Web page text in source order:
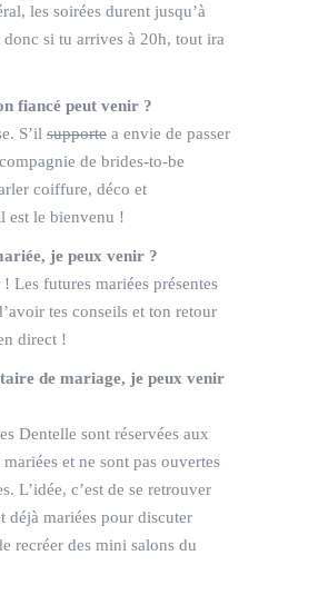
les soirées durent jusqu’à
si tu arrives à 20h, tout ira
fiancé peut venir ?
S’il supporte a envie de passer
de brides-to-be
coiffure, déco et
est le bienvenu !
je peux venir ?
Les futures mariées présentes
tes conseils et ton retour
direct !
de mariage, je peux venir
Dentelle sont réservées aux
et ne sont pas ouvertes
L’idée, c’est de se retrouver
déjà mariées pour discuter
recréer des mini salons du